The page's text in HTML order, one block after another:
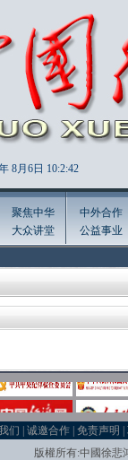
8月6日 10:2:43
聚焦中华
大众讲堂
中外合作
公益事业
们 |诚邀合作 |免责声明 |
版權所有:中國徐悲